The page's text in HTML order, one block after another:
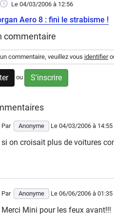
Le 04/03/2006 à 12:56
Aero 8 : fini le strabisme !
commentaire
commentaire, veuillez vous identifier
ou S'inscrire
Par Anonyme Le 04/03/2006 à 14:55
si on croisait plus de voitures
Par Anonyme Le 06/06/2006 à 01:35
Merci Mini pour les feux avant!!!